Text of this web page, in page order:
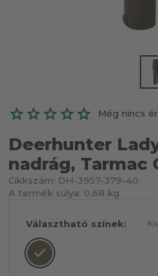
Még nincs
Deerhunter
nadrág, Tarmac
Cikkszám: DH-3957-379-40
A termék súlya: 0,68 kg
Választható színek: